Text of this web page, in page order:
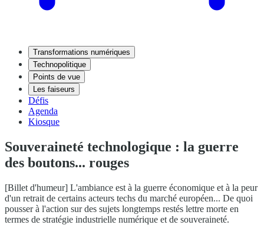
Transformations numériques
Technopolitique
Points de vue
Les faiseurs
Défis
Agenda
Kiosque
Souveraineté technologique : la guerre
des boutons... rouges
[Billet d'humeur] L'ambiance est à la guerre économique et à la peur
d'un retrait de certains acteurs techs du marché européen... De quoi
pousser à l'action sur des sujets longtemps restés lettre morte en
termes de stratégie industrielle numérique et de souveraineté.